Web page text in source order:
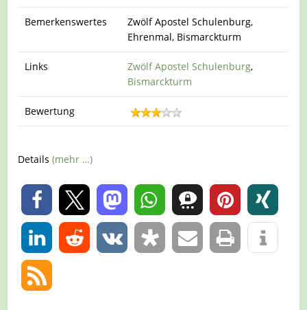
Bemerkenswertes
Zwölf Apostel Schulenburg,
Ehrenmal, Bismarckturm
Links Zwölf Apostel Schulenburg,
Bismarckturm
Bewertung
Details(mehr …)
0
0